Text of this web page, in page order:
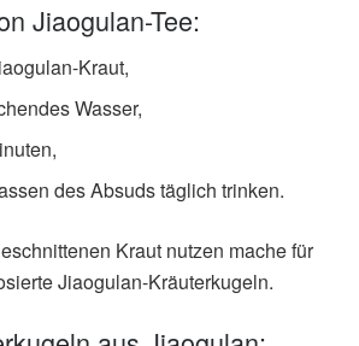
Jiaogulan-Tee:
Kraut,
Wasser,
des Absuds täglich trinken.
Kraut nutzen mache für
Jiaogulan-Kräuterkugeln.